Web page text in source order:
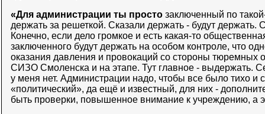
«Для администрации ты просто заключенный по
держать за решеткой. Сказали держать - будут держать.
Конечно, если дело громкое и есть какая-то
заключенного будут держать на особом контроле, что
оказания давления и провокаций со стороны тюремных
СИЗО Смоленска и на этапе. Тут главное - выдержать.
у меня нет. Администрации надо, чтобы все было тихо и
«политический», да ещё и известный, для них -
быть проверки, повышенное внимание к учреждению, а